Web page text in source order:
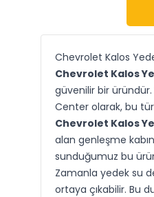
Chevrolet Kalos
Chevrolet Kalos
güvenilir bir
Center olarak, bu
Chevrolet Kalos
alan genleşme
sunduğumuz bu
Zamanla yedek su
ortaya çıkabilir. Bu